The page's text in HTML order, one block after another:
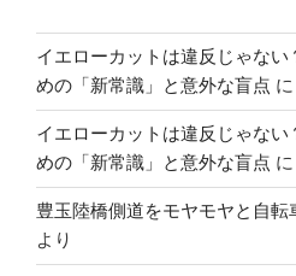
イエローカットは違反じゃない
めの「新常識」と意外な盲点 に
イエローカットは違反じゃない
めの「新常識」と意外な盲点 に
豊玉陸橋側道をモヤモヤと自転
より